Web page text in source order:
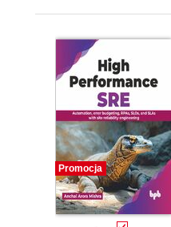
Promocja